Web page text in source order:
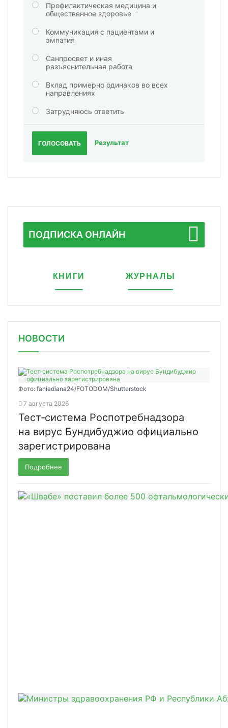
Профилактическая медицина и
общественное здоровье
Коммуникация с пациентами и
эмпатия
Санпросвет и иная
разъяснительная работа
Вклад примерно одинаков во всех
направлениях
Затрудняюсь ответить
ГОЛОСОВАТЬ Результат
ПОДПИСКА ОНЛАЙН
КНИГИ ЖУРНАЛЫ
НОВОСТИ
Фото: faniadiana24/FOTODOM/Shutterstock
7 августа 2026
Тест‑система Роспотребнадзора
на вирус Бундибуджио официально
зарегистрирована
Подробнее